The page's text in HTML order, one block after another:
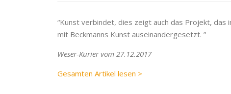
“Kunst verbindet, dies zeigt auch das Projekt, das
mit Beckmanns Kunst auseinandergesetzt. ”
Weser-Kurier vom 27.12.2017
Gesamten Artikel lesen >